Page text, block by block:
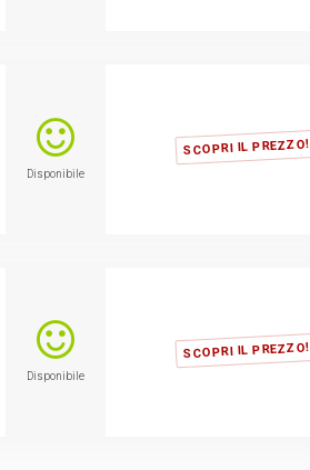
SCOPRI IL PREZZO!
Disponibile
SCOPRI IL PREZZO!
Disponibile